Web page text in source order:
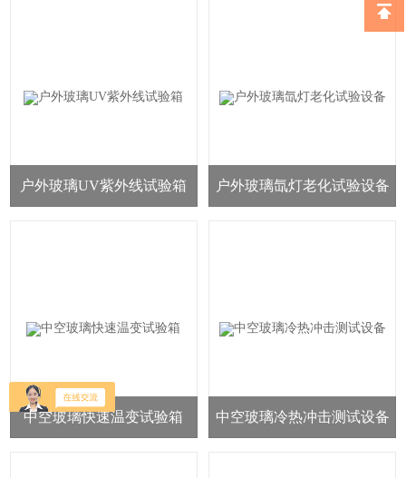
户外玻璃UV紫外线试验箱 户外玻璃氙灯老化试验设备
中空玻璃快速温变试验箱 中空玻璃冷热冲击测试设备